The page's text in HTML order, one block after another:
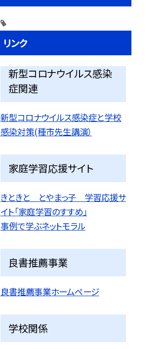
リンク
新型コロナウイルス感染
症関連
新型コロナウイルス感染症と学校
感染対策(種市先生講演）
家庭学習応援サイト
きときと とやまっ子 学習応援サ
イト「家庭学習のすすめ」
事例で学ぶネットモラル
良書推薦事業
良書推薦事業ホームページ
学校関係